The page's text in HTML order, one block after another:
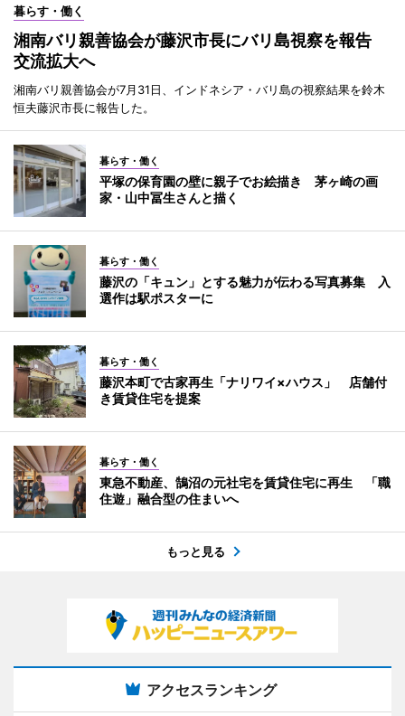
暮らす・働く
湘南バリ親善協会が藤沢市長にバリ島視察を報告
交流拡大へ
湘南バリ親善協会が7月31日、インドネシア・バリ島の視察結果を鈴木
恒夫藤沢市長に報告した。
暮らす・働く
平塚の保育園の壁に親子でお絵描き 茅ヶ崎の画
家・山中冨生さんと描く
暮らす・働く
藤沢の「キュン」とする魅力が伝わる写真募集 入
選作は駅ポスターに
暮らす・働く
藤沢本町で古家再生「ナリワイ×ハウス」 店舗付
き賃貸住宅を提案
暮らす・働く
東急不動産、鵠沼の元社宅を賃貸住宅に再生 「職
住遊」融合型の住まいへ
もっと見る
アクセスランキング